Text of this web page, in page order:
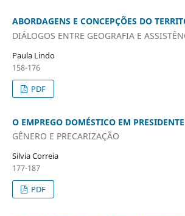
ABORDAGENS E CONCEPÇÕES DO
DIÁLOGOS ENTRE GEOGRAFIA E
Paula Lindo
158-176
PDF
O EMPREGO DOMÉSTICO EM
GÊNERO E PRECARIZAÇÃO
Silvia Correia
177-187
PDF